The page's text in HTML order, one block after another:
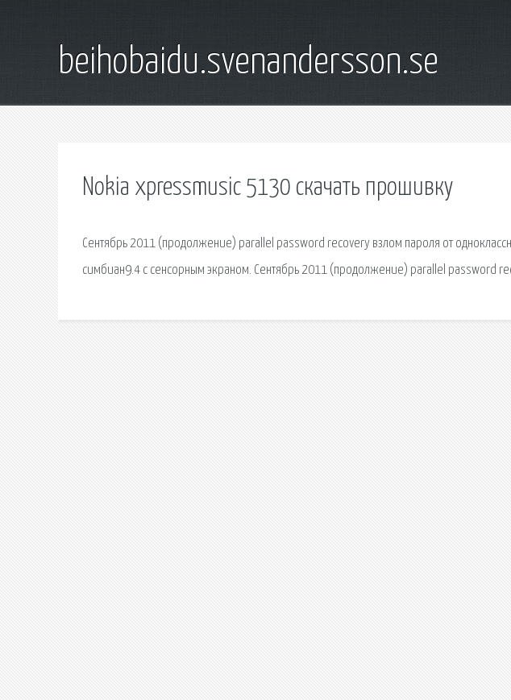
beihobaidu.svenandersson.se
Nokia xpressmusic 5130 скачать прошивку
Сентябрь 2011 (продолжение) parallel password recovery взлом пароля от
симбиан9.4 с сенсорным экраном. Сентябрь 2011 (продолжение) parallel password